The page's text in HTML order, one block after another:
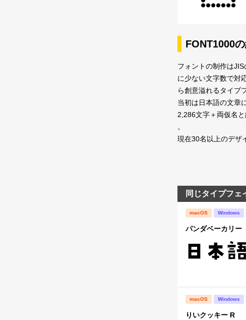
FONT1000
フォントの制作は
に少ない文字数で対
ら創意溢れるタイプ
当初は日本語の文章
2,286文字＋両仮名
。
現在30名以上のデザ
同じタイプフェ
macOS Windows
パンダベーカリー
macOS Windows
りいクッキー R